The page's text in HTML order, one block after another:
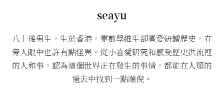
seayu
八十後男生，生於香港，靠數學維生卻喜愛研讀歷史，在
旁人眼中也許有點怪異。從小喜愛研究和感受歷史洪流裡
的人和事，認為這個世界正在發生的事情，都能在人類的
過去中找到一點端倪。